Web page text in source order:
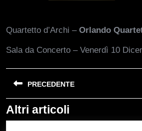
Quartetto d’Archi – Orlando
Sala da Concerto – Venerdì 10
Navigazione
articoliPRECEDENTE
Previous
post:
post:
Altri articoli